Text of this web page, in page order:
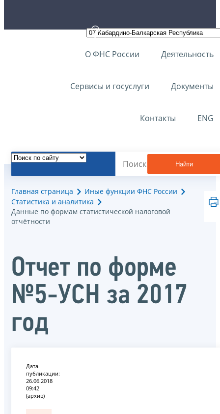
О ФНС России Деятельность
Сервисы и госуслуги Документы
Контакты ENG
Найти
Главная страница
Иные функции ФНС России
Статистика и аналитика
Данные по формам статистической налоговой
отчётности
Отчет по форме
№5-УСН за 2017
год
Дата
публикации:
26.06.2018
09:42
(архив)